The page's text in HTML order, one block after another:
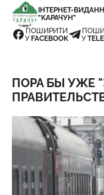
ІНТЕРНЕТ-
"КАРАЧУН"
ПОШИРИТИ
У FACEBOOK
У
ПОРА БЫ УЖЕ